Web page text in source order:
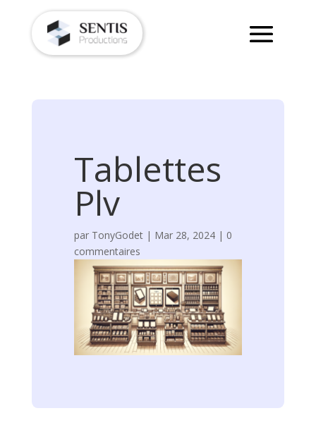
Tablettes
Plv
par TonyGodet| Mar 28, 2024| 0
commentaires